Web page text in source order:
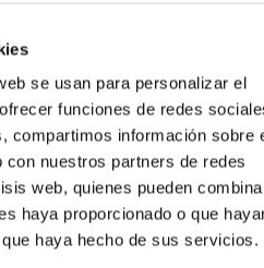
se usan para personalizar el
funciones de redes
compartimos información sobre
con nuestros partners de redes
web, quienes pueden
haya proporcionado o que
haya hecho de sus servicios.